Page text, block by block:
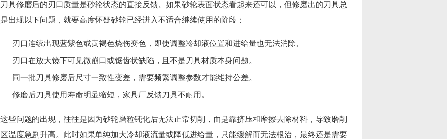
刀具修磨后的刃口质量是砂轮状态的直接反馈。如果砂轮表面状态看起来还可以，但修磨出的刀具总
是出现以下问题，就要高度怀疑砂轮已经进入不适合继续使用的阶段：
刃口连续出现蓝紫色或黄褐色烧伤变色，即使调整冷却液位置和进给量也无法消除。
刃口在放大镜下可见微崩口或锯齿状缺陷，且不是刀具材质本身问题。
同一批刀具修磨后尺寸一致性变差，需要频繁调整参数才能维持公差。
修磨后刀具使用寿命明显缩短，家具厂反馈刀具不耐用。
这些问题的出现，往往是因为砂轮磨粒钝化后无法正常切削，而是靠挤压和摩擦去除材料，导致磨削
区温度急剧升高。此时如果单纯加大冷却液流量或降低进给量，只能缓解而无法根治，最终还是需要